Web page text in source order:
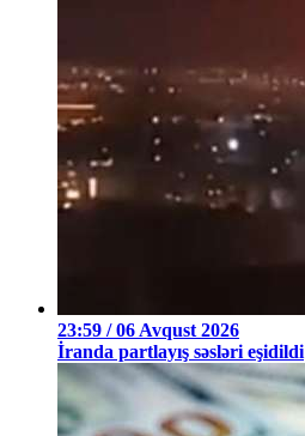
23:59 / 06 Avqust 2026
İranda partlayış səsləri eşidildi